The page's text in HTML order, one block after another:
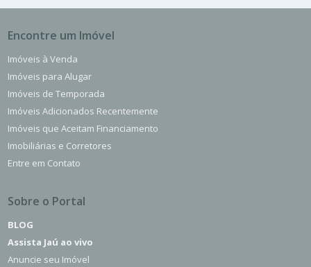
Encontre um Imóvel
Imóveis à Venda
Imóveis para Alugar
Imóveis de Temporada
Imóveis Adicionados Recentemente
Imóveis que Aceitam Financiamento
Imobiliárias e Corretores
Entre em Contato
Sobre o Portal
BLOG
Assista Jaú ao vivo
Anuncie seu Imóvel